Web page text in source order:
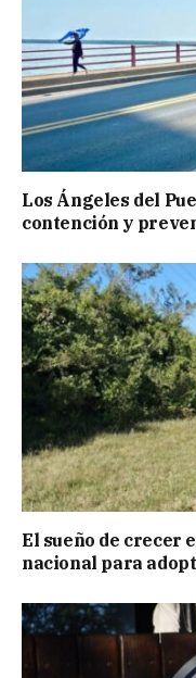
Los Ángeles del
contención y
El sueño de crecer
nacional para